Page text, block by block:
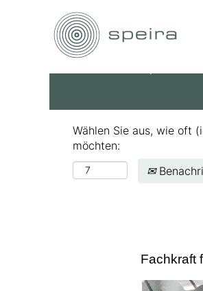
Nach Stichwort
Wählen Sie aus, wie oft
möchten:
Fachkraft